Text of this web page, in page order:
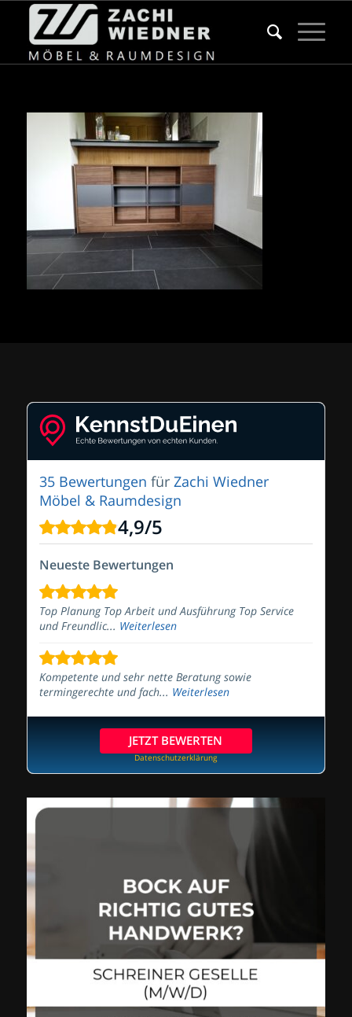
35 Bewertungen für Zachi Wiedner
Möbel & Raumdesign
4,9/5
Neueste Bewertungen
Top Planung Top Arbeit und Ausführung Top Service
und Freundlic... Weiterlesen
Kompetente und sehr nette Beratung sowie
termingerechte und fach... Weiterlesen
JETZT BEWERTEN
Datenschutzerklärung